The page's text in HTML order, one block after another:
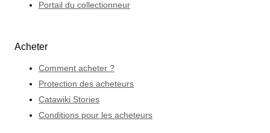
Portail du collectionneur
Acheter
Comment acheter ?
Protection des acheteurs
Catawiki Stories
Conditions pour les acheteurs